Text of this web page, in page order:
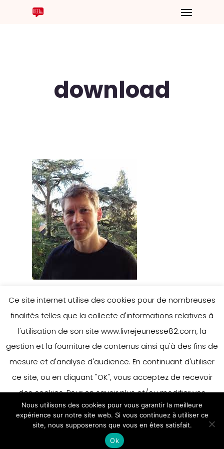
download
Ce site internet utilise des cookies pour de nombreuses
finalités telles que la collecte d'informations relatives à
l'utilisation de son site www.livrejeunesse82.com, la
gestion et la fourniture de contenus ainsi qu'à des fins de
mesure et d'analyse d'audience. En continuant d'utiliser
ce site, ou en cliquant "OK", vous acceptez de recevoir
des cookies. Pour en savoir plus et/ou modifier vos
préférences en matière de cookies, merci de vous référer
à notre politique sur les cookies.
Accepter
En savoir plus
Nous utilisons des cookies pour vous garantir la meilleure
expérience sur notre site web. Si vous continuez à utiliser ce
site, nous supposerons que vous en êtes satisfait.
Ok